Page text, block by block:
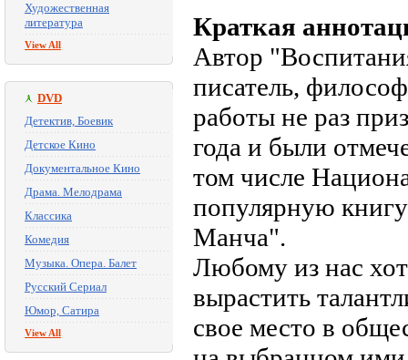
Художественная
литература
View All
DVD
Детектив, Боевик
Детское Кино
Документальное Кино
Драма. Мелодрама
Классика
Комедия
Музыка. Опера. Балет
Русский Сериал
Юмор, Сатира
View All
Краткая
Автор
писатель,
работы не раз
года и были
том числе
популярную
Манча".
Любому из нас
вырастить
свое место в